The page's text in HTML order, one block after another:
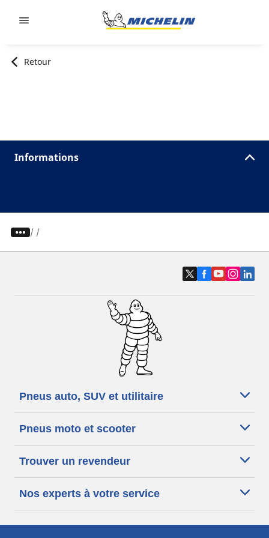
Retour
Informations
/
Pneus auto, SUV et utilitaire
Pneus moto et scooter
Trouver un revendeur
Nos experts à votre service